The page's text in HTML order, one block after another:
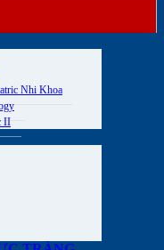
Nhi Khoa
II